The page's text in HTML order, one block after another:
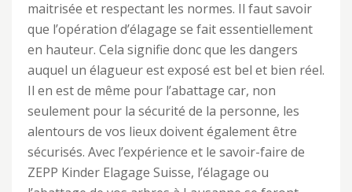
maitrisée et respectant les normes. Il faut savoir
que l’opération d’élagage se fait essentiellement
en hauteur. Cela signifie donc que les dangers
auquel un élagueur est exposé est bel et bien réel.
Il en est de même pour l’abattage car, non
seulement pour la sécurité de la personne, les
alentours de vos lieux doivent également être
sécurisés. Avec l’expérience et le savoir-faire de
ZEPP Kinder Elagage Suisse, l’élagage ou